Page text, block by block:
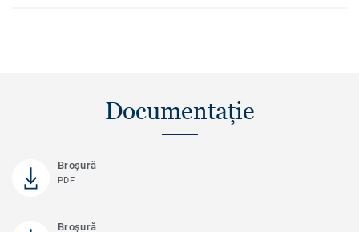
Documentație
Broşură
PDF
Broșură